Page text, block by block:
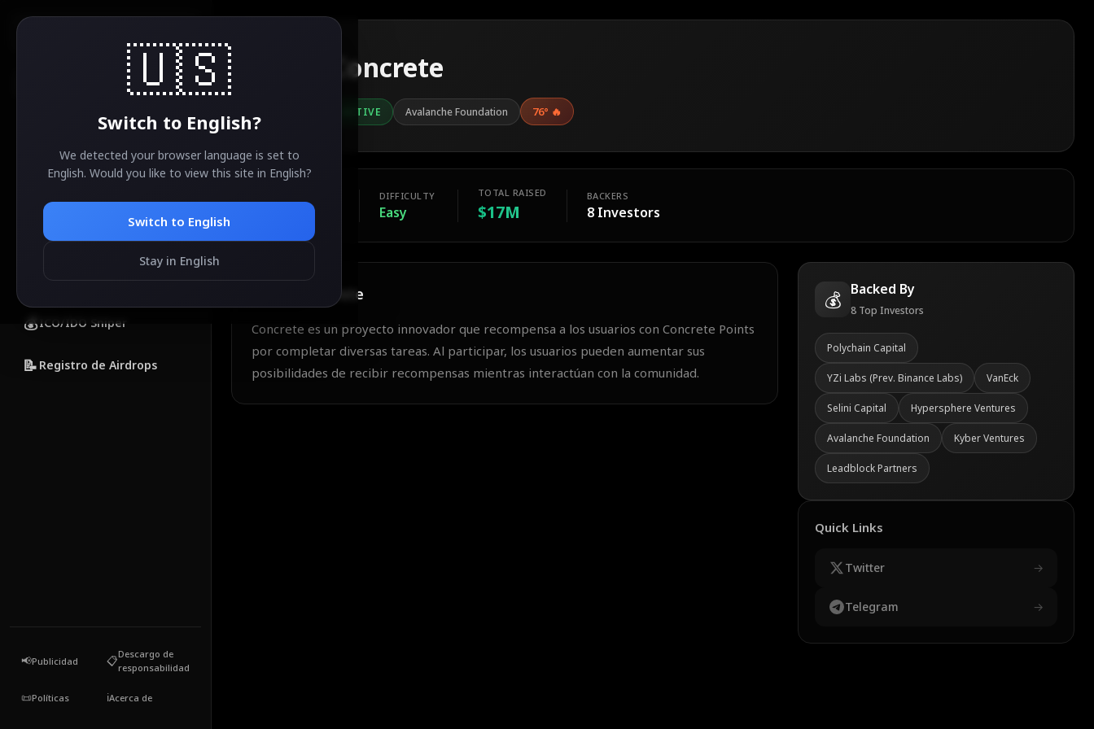
🇺🇸
Switch to English?
We detected your browser language is set to
English. Would you like to view this site in English?
Switch to English
Stay in English
Airdrops Populares
Nuevos Airdrops
Airdrops Completados
💰ICO/IDO Sniper
📝 Registro de Airdrops
📢Publicidad 📋Descargo de
responsabilidad
📜Políticas ℹ️Acerca de
Concrete
ACTIVE Avalanche Foundation 76° 🔥
DIFFICULTY
Easy
TOTAL RAISED
$17M
BACKERS
8Investors
Concrete
Concrete es un proyecto innovador que recompensa a los usuarios con Concrete Points
por completar diversas tareas. Al participar, los usuarios pueden aumentar sus
posibilidades de recibir recompensas mientras interactúan con la comunidad.
💰 Backed By
8 Top Investors
Polychain Capital
YZi Labs (Prev. Binance Labs) VanEck
Selini Capital Hypersphere Ventures
Avalanche Foundation Kyber Ventures
Leadblock Partners
Quick Links
Twitter →
Telegram →